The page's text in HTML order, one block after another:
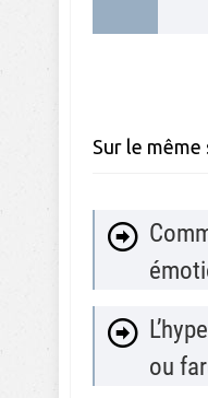
Sur le même
ou